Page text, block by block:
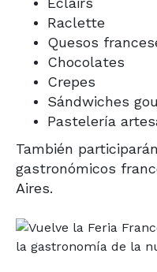
Raclette
Quesos
Chocolates
Crepes
Sándwiches
Pastelería
También
gastronómicos
Aires.